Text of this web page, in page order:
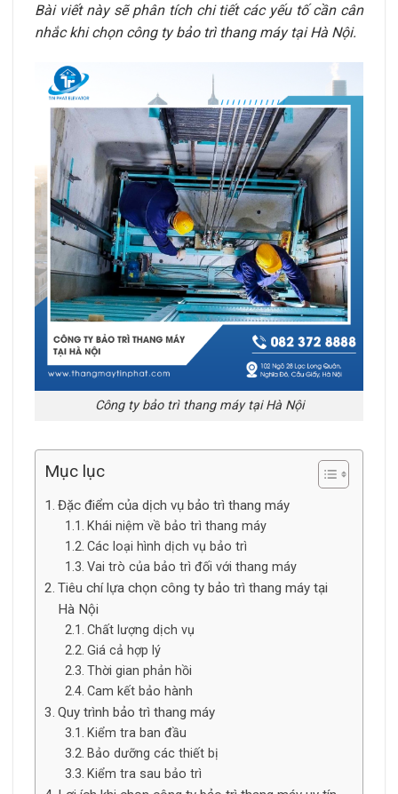
Bài viết này sẽ phân tích chi tiết các yếu tố cần cân
nhắc khi chọn công ty bảo trì thang máy tạiHà Nội.
Công ty bảo trì thang máy tại Hà Nội
Mục lục
Đặc điểm của dịch vụ bảo trì thang máy
Khái niệm về bảo trì thang máy
Các loại hình dịch vụ bảo trì
Vai trò của bảo trì đối với thang máy
Tiêu chí lựa chọn công ty bảo trì thang máy tại
Hà Nội
Chất lượng dịch vụ
Giá cả hợp lý
Thời gian phản hồi
Cam kết bảo hành
Quy trình bảo trì thang máy
Kiểm tra ban đầu
Bảo dưỡng các thiết bị
Kiểm tra sau bảo trì